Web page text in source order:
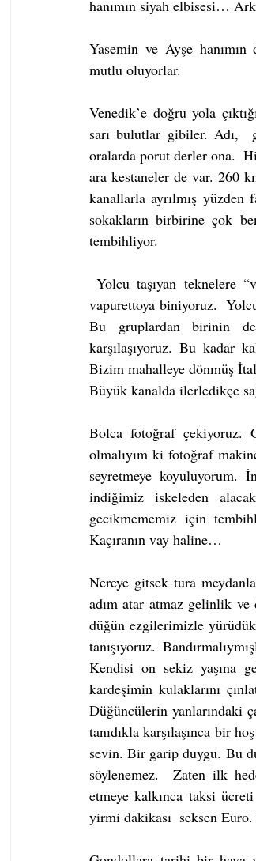
hanımın siyah elbisesi…
Yasemin ve Ayşe
mutlu oluyorlar.
Venedik’e doğru yola
sarı bulutlar gibiler. Adı,
oralarda porut derler ona.
ara kestaneler de var. 260
kanallarla ayrılmış yüzden
sokakların birbirine çok
tembihliyor.
Yolcu taşıyan teknelere “vapuretto”   deniyor. Kişi başı gidiş -  dönüş on beş Euro ödeyerek
vapurettoya biniyoruz.
Bu gruplardan birinin
karşılaşıyoruz. Bu kadar
Bizim mahalleye dönmüş
Büyük kanalda ilerledikçe
Bolca fotoğraf çekiyoruz.
olmalıyım ki fotoğraf
seyretmeye koyuluyorum.
indiğimiz iskeleden
gecikmememiz için
Kaçıranın vay haline…
Nereye gitsek tura
adım atar atmaz gelinlik
düğün ezgilerimizle
tanışıyoruz.
Kendisi on sekiz yaşına
kardeşimin kulaklarını
Düğüncülerin yanlarındaki
tanıdıkla karşılaşınca bir
sevin. Bir garip duygu. Bu
söylenemez.  Zaten ilk
etmeye kalkınca taksi
yirmi dakikası  seksen